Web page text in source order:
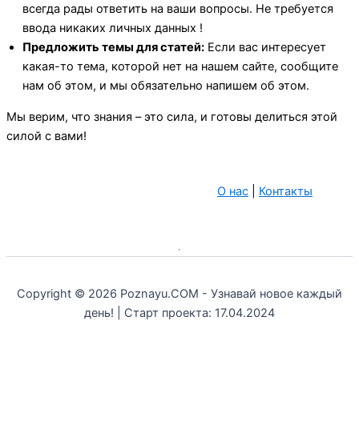
всегда рады ответить на ваши вопросы. Не требуется
ввода никаких личных данных !
Предложить темы для статей: Если вас интересует
какая-то тема, которой нет на нашем сайте, сообщите
нам об этом, и мы обязательно напишем об этом.
Мы верим, что знания – это сила, и готовы делиться этой
силой с вами!
О нас Контакты
Copyright © 2026 Poznayu.COM - Узнавай новое каждый
день! | Старт проекта: 17.04.2024